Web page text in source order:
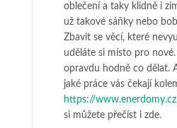
oblečení a taky klidně i
už takové sáňky nebo
Zbavit se věcí, které
uděláte si místo pro
opravdu hodně co dělat.
jaké práce vás čekají
https://
si můžete přečíst i zde.